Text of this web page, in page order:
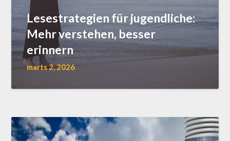
Lesestrategien für jugendliche:
Mehr verstehen, besser
erinnern
marts 2, 2026